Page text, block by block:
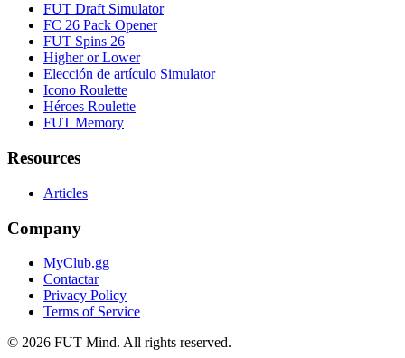
FUT Draft Simulator
FC 26 Pack Opener
FUT Spins 26
Higher or Lower
Elección de artículo Simulator
Icono Roulette
Héroes Roulette
FUT Memory
Resources
Articles
Company
MyClub.gg
Contactar
Privacy Policy
Terms of Service
© 2026 FUT Mind. All rights reserved.